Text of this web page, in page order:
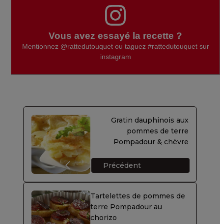
Vous avez essayé la recette ?
Mentionnez @rattedutouquetou taguez #rattedutouquetsur
instagram
Gratin dauphinois aux
pommes de terre
Pompadour & chèvre
Précédent
Tartelettes de pommes de
terre Pompadour au
chorizo